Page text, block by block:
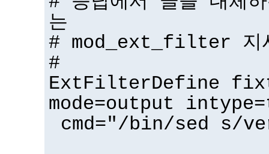
는
# mod_ext_filter 지
#
ExtFilterDefine
mode=output
cmd="/bin/sed s/